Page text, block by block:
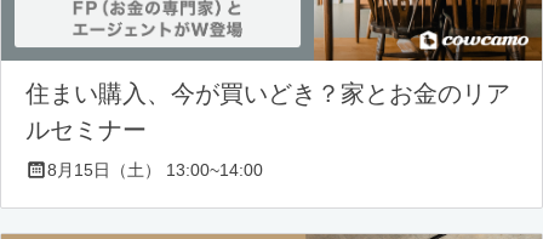
住まい購入、今が買いどき？家とお金のリア
ルセミナー
8月15日（土） 13:00~14:00